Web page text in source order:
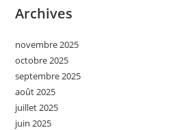
Archives
novembre 2025
octobre 2025
septembre 2025
août 2025
juillet 2025
juin 2025